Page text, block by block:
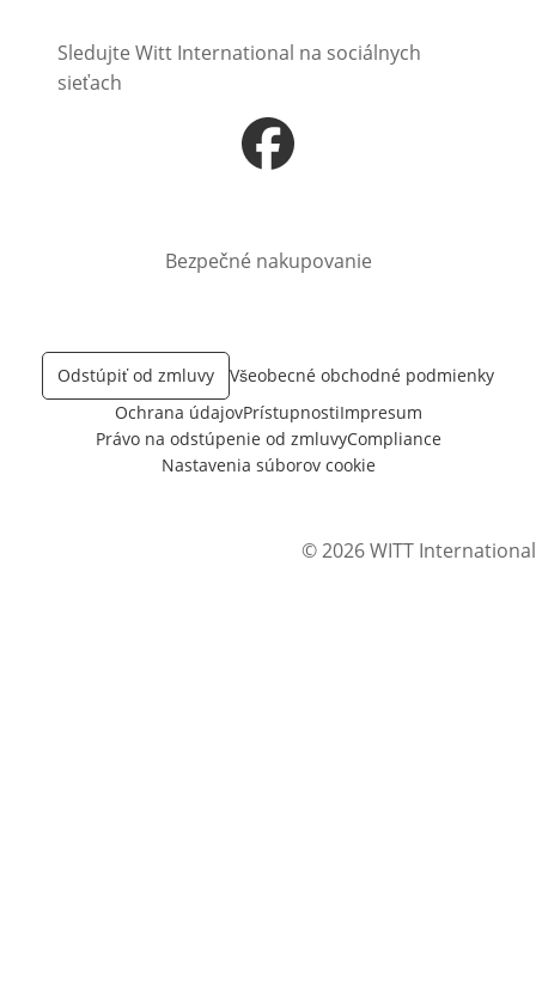
Sledujte Witt International na sociálnych
sieťach
Otvorí sa vnovom okne
Bezpečné nakupovanie
Odstúpiť od zmluvy
Všeobecné obchodné podmienky
Ochrana údajovPrístupnostiImpresum
Právo na odstúpenie od zmluvyCompliance
Nastavenia súborov cookie
© 2026 WITT International